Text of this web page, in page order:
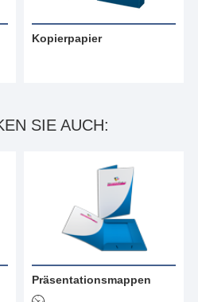
Kopierpapier
SIE AUCH:
Präsentationsmappen